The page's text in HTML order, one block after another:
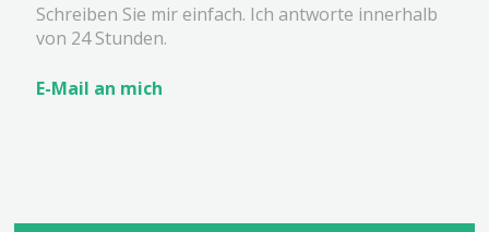
Schreiben Sie mir einfach. Ich antworte innerhalb
von 24 Stunden.
E-Mail an mich